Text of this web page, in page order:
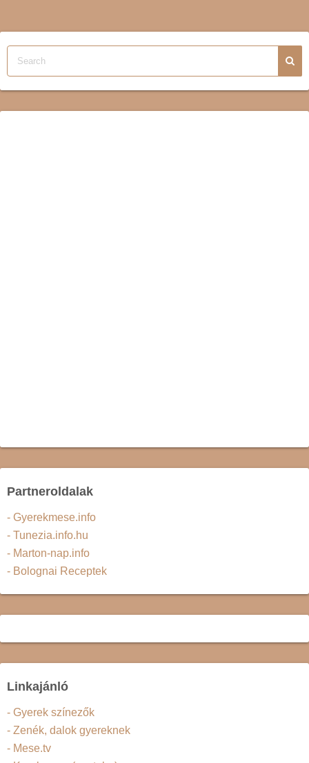
Partneroldalak
- Gyerekmese.info
- Tunezia.info.hu
- Marton-nap.info
- Bolognai Receptek
Linkajánló
- Gyerek színezők
- Zenék, dalok gyereknek
- Mese.tv